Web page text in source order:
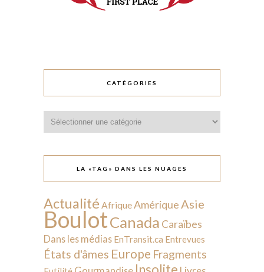
CATÉGORIES
LA «TAG» DANS LES NUAGES
Actualité AfriqueAmérique Asie
BoulotCanada Caraïbes
Dans les médias EnTransit.ca Entrevues
États d'âmes Europe Fragments